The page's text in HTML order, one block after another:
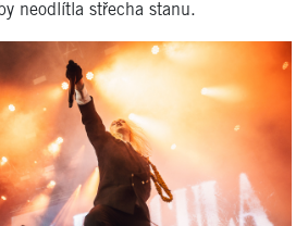
neodlítla střecha stanu.